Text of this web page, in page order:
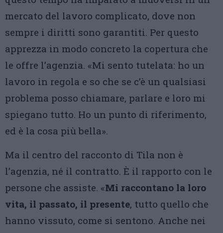
mercato del lavoro complicato, dove non
sempre i diritti sono garantiti. Per questo
apprezza in modo concreto la copertura che
le offre l’agenzia. «Mi sento tutelata: ho un
lavoro in regola e so che se c’è un qualsiasi
problema posso chiamare, parlare e loro mi
spiegano tutto. Ho un punto di riferimento,
ed è la cosa più bella».
Ma il centro del racconto di Tila non è
l’agenzia, né il contratto. È il rapporto con le
persone che assiste. «Mi raccontano la loro
vita, il passato, il presente, tutto quello che
hanno vissuto, come si sentono. Anche nei